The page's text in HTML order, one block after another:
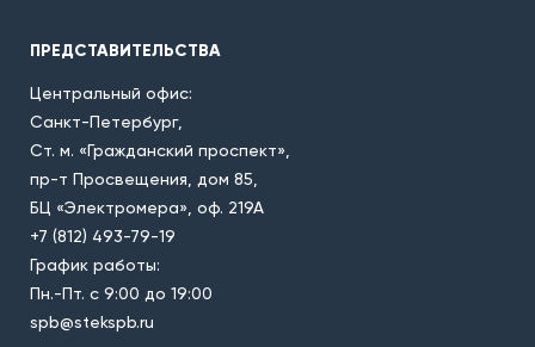
ПРЕДСТАВИТЕЛЬСТВА
Центральный офис:
Санкт-Петербург,
Ст. м. «Гражданский проспект»,
пр-т Просвещения, дом 85,
БЦ «Электромера», оф. 219А
+7 (812) 493-79-19
График работы:
Пн.-Пт. с 9:00 до 19:00
spb@stekspb.ru